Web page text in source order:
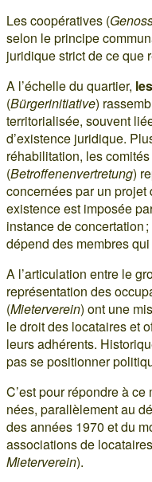
Les coopératives (
selon le principe
juridique strict de ce que
A l’échelle du quartier,
(Bürgerinitiative)
territorialisée, souvent
d’existence juridique.
réhabilitation, les
(Betroffenenvertretung)
concernées par un
existence est imposée
instance de concertation
dépend des membres qui
A l’articulation entre le
représentation des
(Mieterverein) ont une
le droit des locataires et
leurs adhérents.
pas se positionner
C’est pour répondre à
nées, parallèlement au
des années 1970 et du
associations de
Mieterverein).